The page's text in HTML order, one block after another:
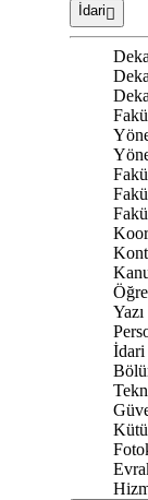
İdari
İdari